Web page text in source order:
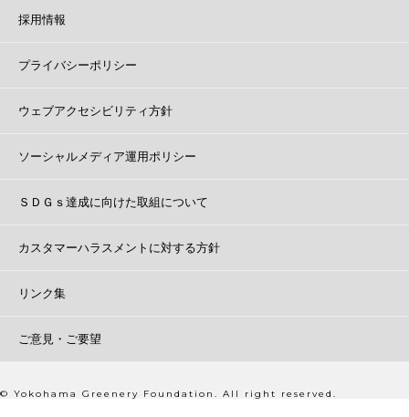
採用情報
プライバシーポリシー
ウェブアクセシビリティ方針
ソーシャルメディア運用ポリシー
ＳＤＧｓ達成に向けた取組について
カスタマーハラスメントに対する方針
リンク集
ご意見・ご要望
© Yokohama Greenery Foundation. All right reserved.